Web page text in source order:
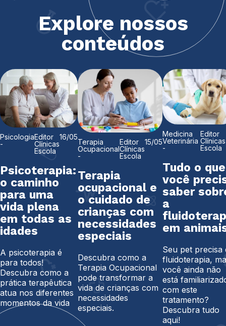
Explore nossos
conteúdos
Psicologia
-
Editor
Clínicas
Escola
16/05
Psicoterapia:
o caminho
para uma
vida plena
em todas as
idades
A psicoterapia é
para todos!
Descubra como a
prática terapêutica
atua nos diferentes
momentos da vida
Terapia
Ocupacional
-
Editor
Clínicas
Escola
15/05
Terapia
ocupacional e
o cuidado de
crianças com
necessidades
especiais
Descubra como a
Terapia Ocupacional
pode transformar a
vida de crianças com
necessidades
especiais.
Medicina
Veterinária
-
Editor
Clínicas
Escola
Tudo o que
você
saber
a
em
Seu pet precisa
fluidoterapia,
você ainda não
está
com este
tratamento?
Descubra tudo
aqui!